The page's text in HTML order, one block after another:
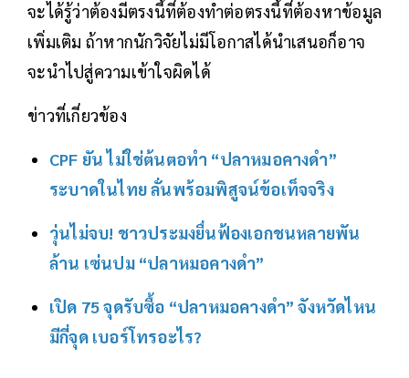
จะได้รู้ว่าต้องมีตรงนี้ที่ต้องทำต่อตรงนี้ที่ต้องหาข้อมูล
เพิ่มเติม ถ้าหากนักวิจัยไม่มีโอกาสได้นำเสนอก็อาจ
จะนำไปสู่ความเข้าใจผิดได้
ข่าวที่เกี่ยวข้อง
CPF ยัน ไม่ใช่ต้นตอทำ “ปลาหมอคางดำ”
ระบาดในไทย ลั่นพร้อมพิสูจน์ข้อเท็จจริง
วุ่นไม่จบ! ชาวประมงยื่นฟ้องเอกชนหลายพัน
ล้าน เซ่นปม “ปลาหมอคางดำ”
เปิด 75 จุดรับซื้อ “ปลาหมอคางดำ” จังหวัดไหน
มีกี่จุด เบอร์โทรอะไร?